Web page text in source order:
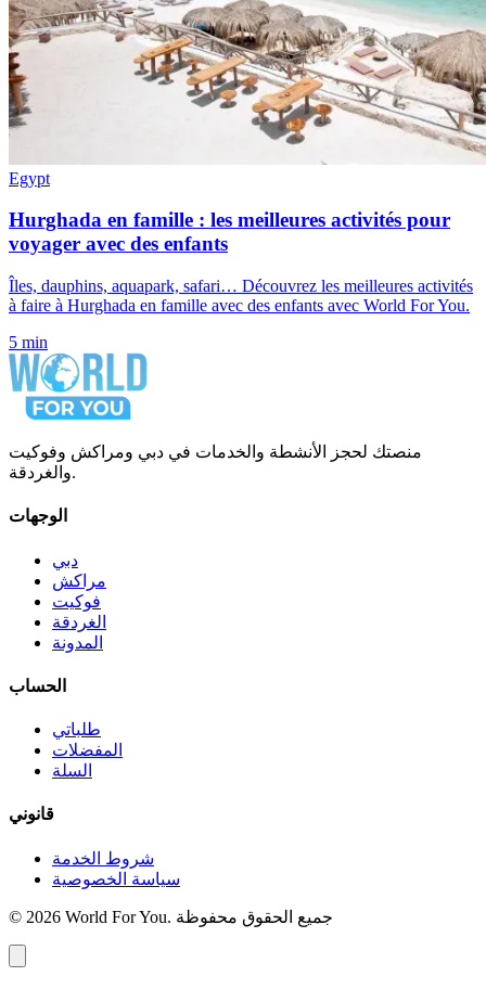
Egypt
Hurghada en famille : les meilleures activités pour
voyager avec des enfants
Îles, dauphins, aquapark, safari… Découvrez les meilleures activités
à faire à Hurghada en famille avec des enfants avec World For You.
5 min
منصتك لحجز الأنشطة والخدمات في دبي ومراكش وفوكيت
والغردقة.
الوجهات
دبي
مراكش
فوكيت
الغردقة
المدونة
الحساب
طلباتي
المفضلات
السلة
قانوني
شروط الخدمة
سياسة الخصوصية
© 2026 World For You. جميع الحقوق محفوظة